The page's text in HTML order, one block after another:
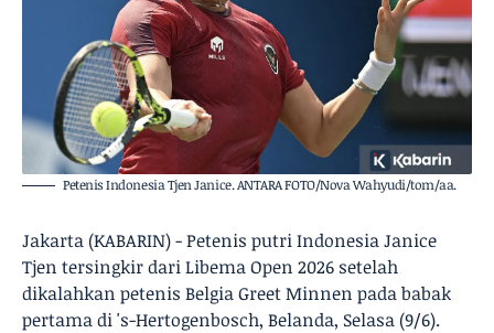
Petenis Indonesia Tjen Janice. ANTARA FOTO/Nova Wahyudi/tom/aa.
Jakarta (KABARIN) - Petenis putri Indonesia Janice
Tjen tersingkir dari Libema Open 2026 setelah
dikalahkan petenis Belgia Greet Minnen pada babak
pertama di 's-Hertogenbosch, Belanda, Selasa (9/6).